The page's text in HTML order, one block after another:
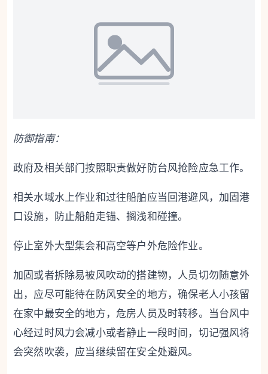
防御指南：
政府及相关部门按照职责做好防台风抢险应急工作。
相关水域水上作业和过往船舶应当回港避风，加固港
口设施，防止船舶走锚、搁浅和碰撞。
停止室外大型集会和高空等户外危险作业。
加固或者拆除易被风吹动的搭建物，人员切勿随意外
出，应尽可能待在防风安全的地方，确保老人小孩留
在家中最安全的地方，危房人员及时转移。当台风中
心经过时风力会减小或者静止一段时间，切记强风将
会突然吹袭，应当继续留在安全处避风。